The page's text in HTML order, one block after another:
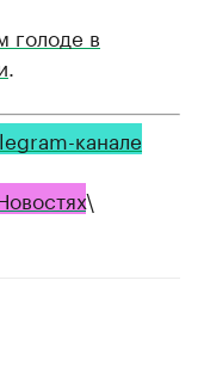
голоде в
.
канале
\